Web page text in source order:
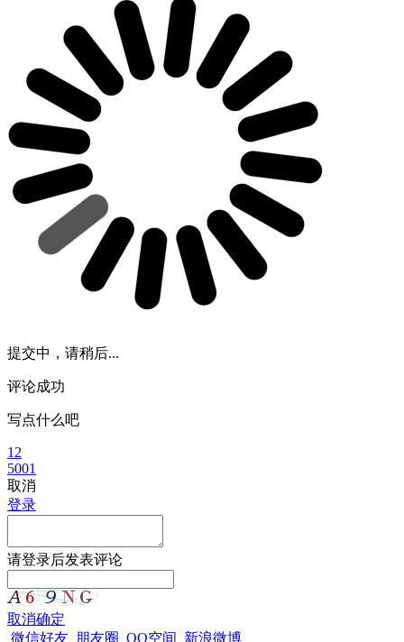
提交中，请稍后...
评论成功
写点什么吧
12
5001
取消
登录
请登录后发表评论
取消确定
微信好友 朋友圈 QQ空间 新浪微博